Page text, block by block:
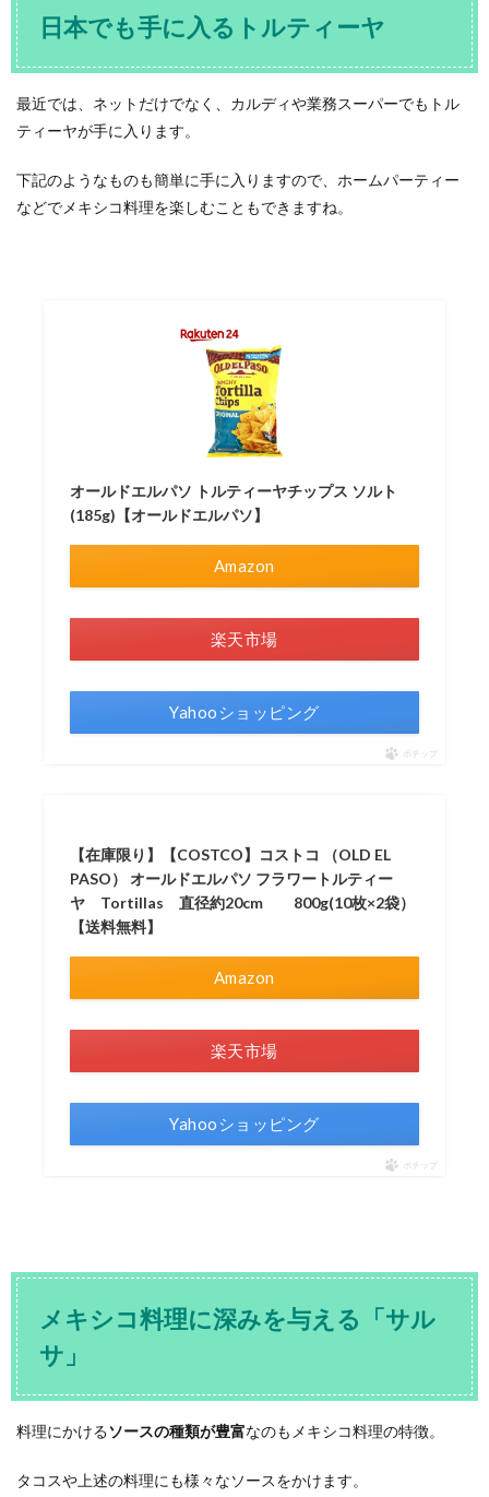
日本でも手に入るトルティーヤ
最近では、ネットだけでなく、カルディや業務スーパーでもトル
ティーヤが手に入ります。
下記のようなものも簡単に手に入りますので、ホームパーティー
などでメキシコ料理を楽しむこともできますね。
オールドエルパソ トルティーヤチップス ソルト
(185g)【オールドエルパソ】
Amazon
楽天市場
Yahooショッピング
ポチップ
【在庫限り】【COSTCO】コストコ （OLD EL
PASO） オールドエルパソ フラワートルティー
ヤ Tortillas 直径約20cm 800g(10枚×2袋）
【送料無料】
Amazon
楽天市場
Yahooショッピング
ポチップ
メキシコ料理に深みを与える「サル
サ」
料理にかけるソースの種類が豊富なのもメキシコ料理の特徴。
タコスや上述の料理にも様々なソースをかけます。